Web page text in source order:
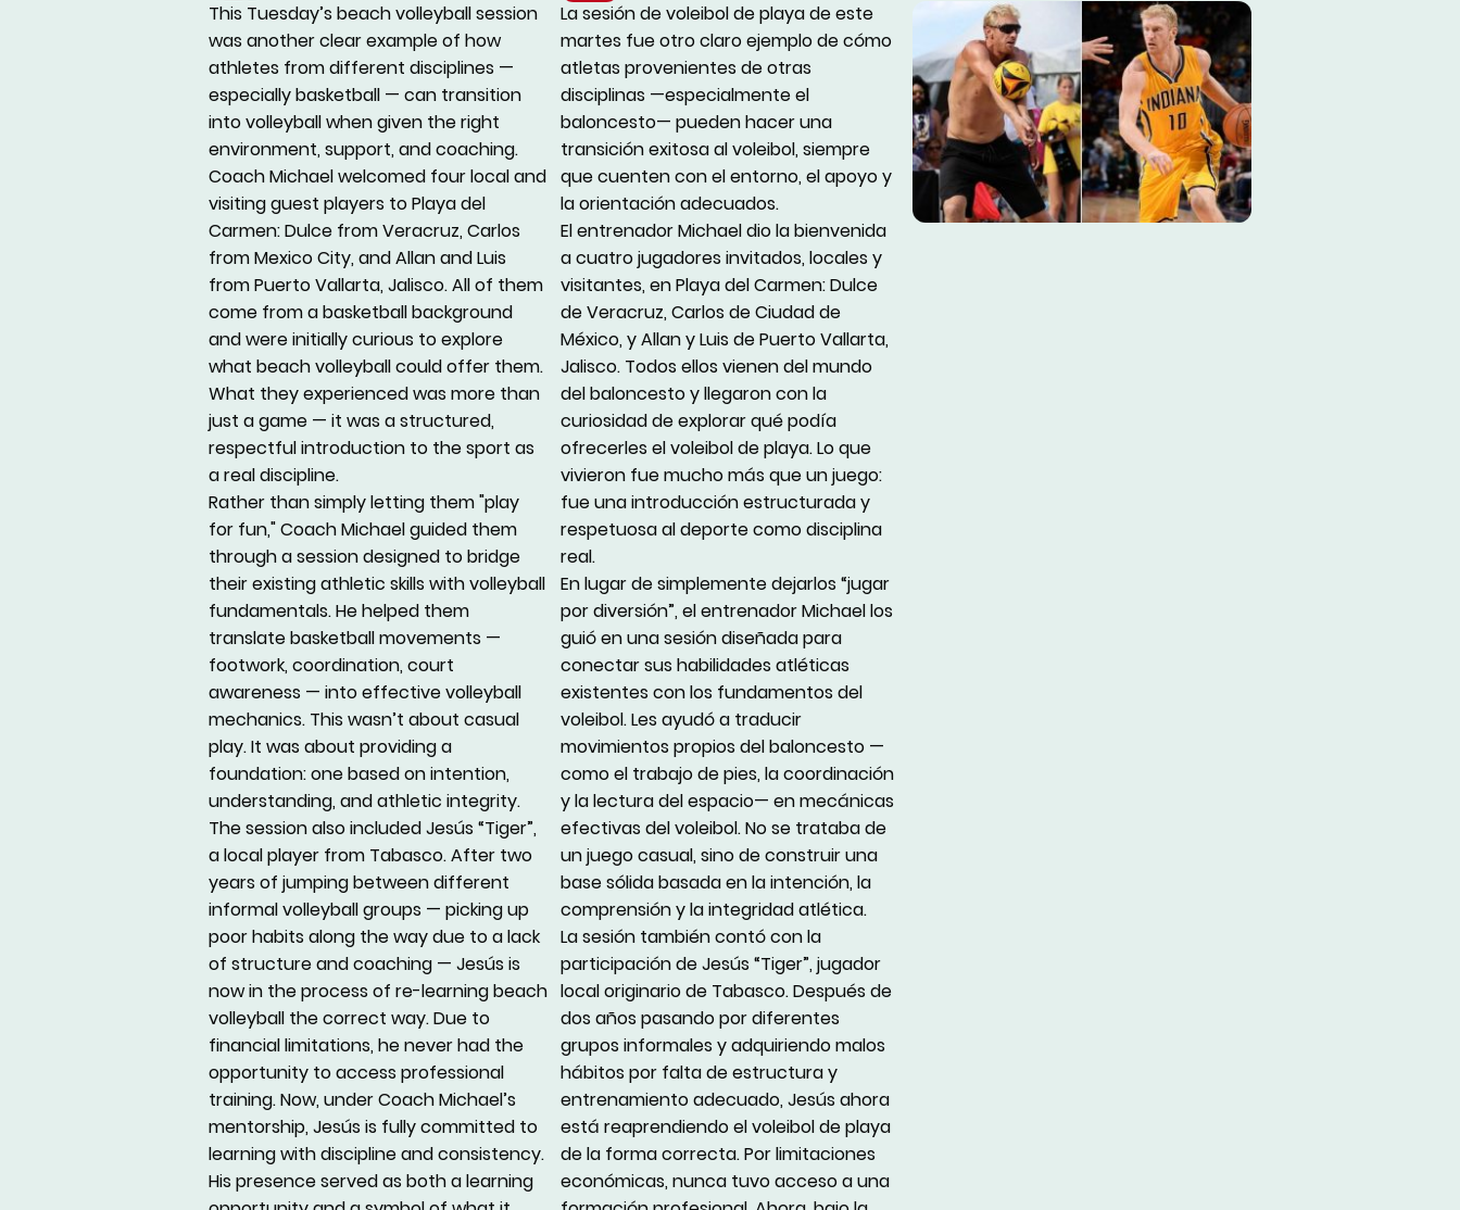
This Tuesday’s beach volleyball session
was another clear example of how
athletes from different disciplines —
especially basketball — can transition
into volleyball when given the right
environment, support, and coaching.
Coach Michael welcomed four local and
visiting guest players to Playa del
Carmen: Dulce from Veracruz, Carlos
from Mexico City, and Allan and Luis
from Puerto Vallarta, Jalisco. All of them
come from a basketball background
and were initially curious to explore
what beach volleyball could offer them.
What they experienced was more than
just a game — it was a structured,
respectful introduction to the sport as
a real discipline.
Rather than simply letting them "play
for fun," Coach Michael guided them
through a session designed to bridge
their existing athletic skills with volleyball
fundamentals. He helped them
translate basketball movements —
footwork, coordination, court
awareness — into effective volleyball
mechanics. This wasn’t about casual
play. It was about providing a
foundation: one based on intention,
understanding, and athletic integrity.
The session also included Jesús “Tiger”,
a local player from Tabasco. After two
years of jumping between different
informal volleyball groups — picking up
poor habits along the way due to a lack
of structure and coaching — Jesús is
now in the process of re-learning beach
volleyball the correct way. Due to
financial limitations, he never had the
opportunity to access professional
training. Now, under Coach Michael’s
mentorship, Jesús is fully committed to
learning with discipline and consistency.
His presence served as both a learning
La sesión de voleibol de playa de este
martes fue otro claro ejemplo de cómo
atletas provenientes de otras
disciplinas —especialmente el
baloncesto— pueden hacer una
transición exitosa al voleibol, siempre
que cuenten con el entorno, el apoyo y
la orientación adecuados.
El entrenador Michael dio la bienvenida
a cuatro jugadores invitados, locales y
visitantes, en Playa del Carmen: Dulce
de Veracruz, Carlos de Ciudad de
México, y Allan y Luis de Puerto Vallarta,
Jalisco. Todos ellos vienen del mundo
del baloncesto y llegaron con la
curiosidad de explorar qué podía
ofrecerles el voleibol de playa. Lo que
vivieron fue mucho más que un juego:
fue una introducción estructurada y
respetuosa al deporte como disciplina
real.
En lugar de simplemente dejarlos “jugar
por diversión”, el entrenador Michael los
guió en una sesión diseñada para
conectar sus habilidades atléticas
existentes con los fundamentos del
voleibol. Les ayudó a traducir
movimientos propios del baloncesto —
como el trabajo de pies, la coordinación
y la lectura del espacio— en mecánicas
efectivas del voleibol. No se trataba de
un juego casual, sino de construir una
base sólida basada en la intención, la
comprensión y la integridad atlética.
La sesión también contó con la
participación de Jesús “Tiger”, jugador
local originario de Tabasco. Después de
dos años pasando por diferentes
grupos informales y adquiriendo malos
hábitos por falta de estructura y
entrenamiento adecuado, Jesús ahora
está reaprendiendo el voleibol de playa
de la forma correcta. Por limitaciones
económicas, nunca tuvo acceso a una